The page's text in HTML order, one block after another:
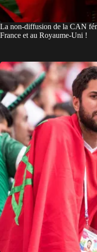
La non-diffusion de la CAN
France et au Royaume-Uni !